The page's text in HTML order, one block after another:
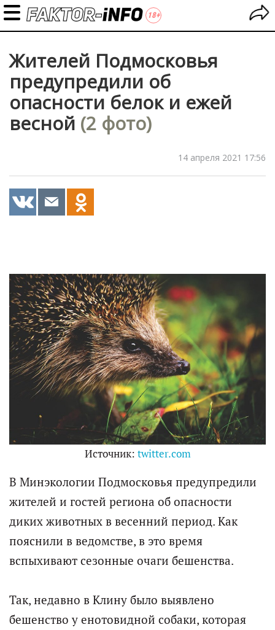
Жителей Подмосковья
предупредили об
опасности белок и ежей
весной (2 фото)
14 апреля 2021 17:56
Источник: twitter.com
В Минэкологии Подмосковья предупредили
жителей и гостей региона об опасности
диких животных в весенний период. Как
пояснили в ведомстве, в это время
вспыхивают сезонные очаги бешенства.
Так, недавно в Клину было выявлено
бешенство у енотовидной собаки, которая